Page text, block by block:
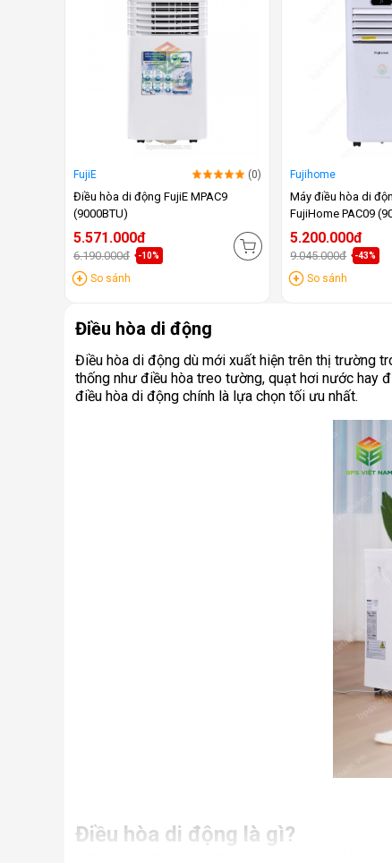
FujiE (0)
Điều hòa di động FujiE MPAC9
(9000BTU)
5.571.000đ
6.190.000đ -10%
So sánh
Fujihome
Máy điều hòa di
FujiHome PAC09
5.200.000đ
9.045.000đ -43%
So sánh
Điều hòa di động
Điều hòa di động dù mới xuất hiện trên thị trường
thống như điều hòa treo tường, quạt hơi nước hay
điều hòa di động chính là lựa chọn tối ưu nhất.
Điều hòa di động là gì?